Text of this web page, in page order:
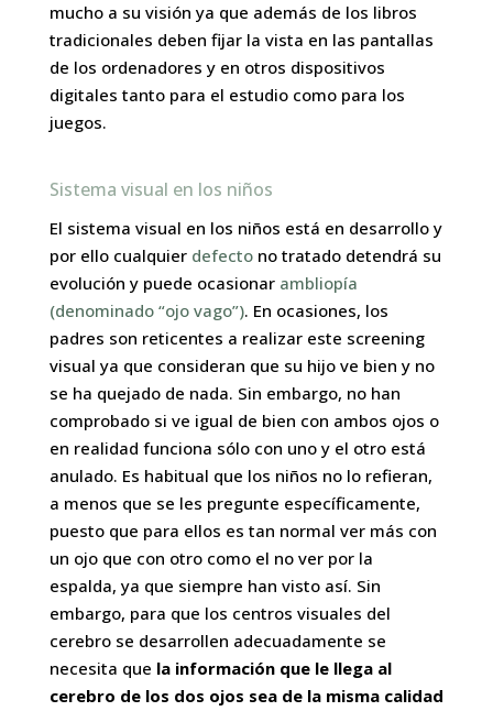
mucho a su visión ya que además de los libros
tradicionales deben fijar la vista en las pantallas
de los ordenadores y en otros dispositivos
digitales tanto para el estudio como para los
juegos.
Sistema visual en los niños
El sistema visual en los niños está en desarrollo y
por ello cualquier defectono tratado detendrá su
evolución y puede ocasionarambliopía
(denominado “ojo vago”). En ocasiones, los
padres son reticentes a realizar este screening
visual ya que consideran que su hijo ve bien y no
se ha quejado de nada. Sin embargo, no han
comprobado si ve igual de bien con ambos ojos o
en realidad funciona sólo con uno y el otro está
anulado. Es habitual que los niños no lo refieran,
a menos que se les pregunte específicamente,
puesto que para ellos es tan normal ver más con
un ojo que con otro como el no ver por la
espalda, ya que siempre han visto así. Sin
embargo, para que los centros visuales del
cerebro se desarrollen adecuadamente se
necesita que la información que le llega al
cerebro de los dos ojos sea de la misma calidad